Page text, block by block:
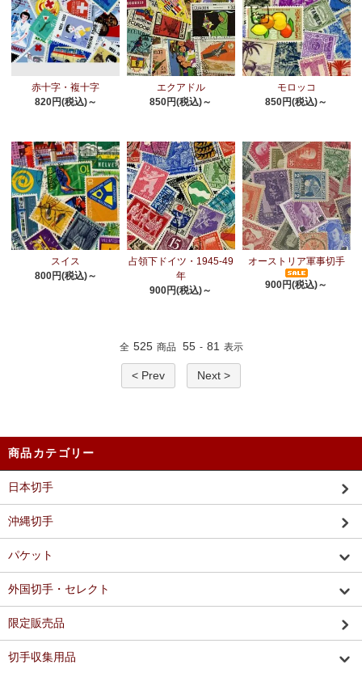
赤十字・複十字
820円(税込)～
エクアドル
850円(税込)～
モロッコ
850円(税込)～
スイス
800円(税込)～
占領下ドイツ・1945-49
年
900円(税込)～
オーストリア軍事切手
900円(税込)～
全 525 商品 55 - 81 表示
< Prev Next >
商品カテゴリー
日本切手
沖縄切手
パケット
外国切手・セレクト
限定販売品
切手収集用品